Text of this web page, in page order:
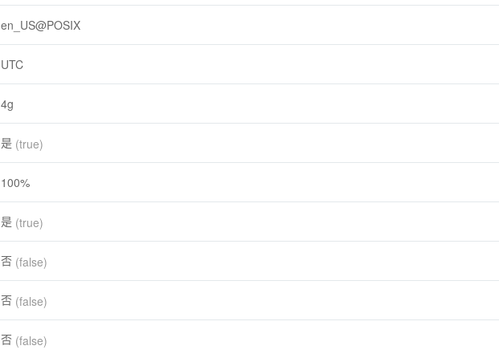
en_US@POSIX
UTC
4g
是 (true)
100%
是 (true)
否 (false)
否 (false)
否 (false)